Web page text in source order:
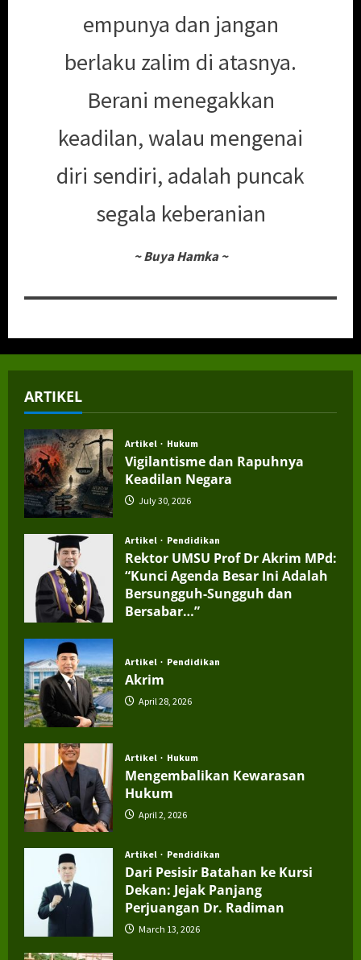
empunya dan jangan
berlaku zalim di atasnya.
Berani menegakkan
keadilan, walau mengenai
diri sendiri, adalah puncak
segala keberanian
~ Buya Hamka ~
ARTIKEL
Artikel Hukum
Vigilantisme dan Rapuhnya
Keadilan Negara
July 30, 2026
Artikel Pendidikan
Rektor UMSU Prof Dr Akrim MPd:
“Kunci Agenda Besar Ini Adalah
Bersungguh-Sungguh dan
Bersabar…”
Artikel Pendidikan
Akrim
April 28, 2026
Artikel Hukum
Mengembalikan Kewarasan
Hukum
April 2, 2026
Artikel Pendidikan
Dari Pesisir Batahan ke Kursi
Dekan: Jejak Panjang
Perjuangan Dr. Radiman
March 13, 2026